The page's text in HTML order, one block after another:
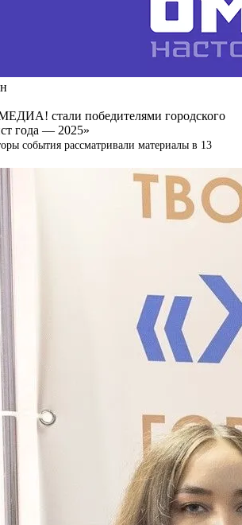
стали победителями городского
года — 2025»
события рассматривали материалы в 13